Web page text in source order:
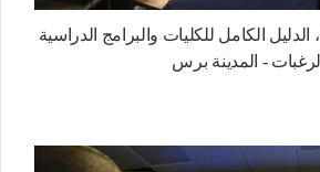
الدليل الكامل للكليات والبرامج الدراسية
- المدينة برس